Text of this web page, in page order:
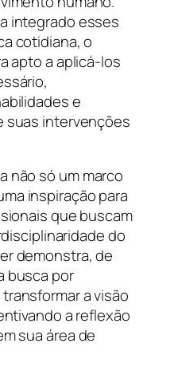
integrado esses
cotidiana, o
apto a aplicá-los
e
suas intervenções
não só um marco
inspiração para
que buscam
do
demonstra, de
busca por
a visão
a reflexão
sua área de